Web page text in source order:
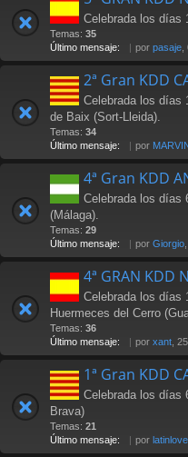
Celebrada los días
Temas: 35
Último mensaje:
por pasaje
2ª Gran KDD
Celebrada los días
de Baix (Sort-Lleida).
Temas: 34
Último mensaje:
por
4ª Gran KDD
Celebrada los días
(Málaga).
Temas: 29
Último mensaje:
por Giorgio
4ª GRAN KDD
Celebrada los días
Huermeces del Cerro
Temas: 36
Último mensaje:
por xant , 25
1ª Gran KDD
Celebrada los días
Brava)
Temas: 21
Último mensaje:
por latinlove